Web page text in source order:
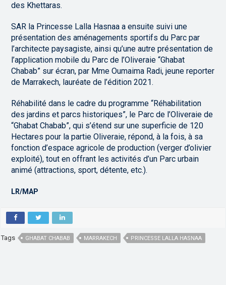
des Khettaras.
SAR la Princesse Lalla Hasnaa a ensuite suivi une
présentation des aménagements sportifs du Parc par
l’architecte paysagiste, ainsi qu’une autre présentation de
l’application mobile du Parc de l’Oliveraie “Ghabat
Chabab” sur écran, par Mme Oumaima Radi, jeune reporter
de Marrakech, lauréate de l’édition 2021.
Réhabilité dans le cadre du programme “Réhabilitation
des jardins et parcs historiques”, le Parc de l’Oliveraie de
“Ghabat Chabab”, qui s’étend sur une superficie de 120
Hectares pour la partie Oliveraie, répond, à la fois, à sa
fonction d’espace agricole de production (verger d’olivier
exploité), tout en offrant les activités d’un Parc urbain
animé (attractions, sport, détente, etc.).
LR/MAP
Tags GHABAT CHABAB MARRAKECH PRINCESSE LALLA HASNAA